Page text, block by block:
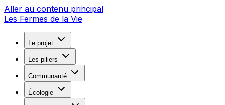
Aller au contenu principal
Les Fermes de la Vie
Le projet
Les piliers
Communauté
Écologie